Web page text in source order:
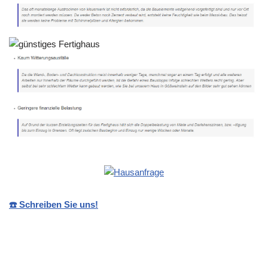
☎️ Schreiben Sie uns!